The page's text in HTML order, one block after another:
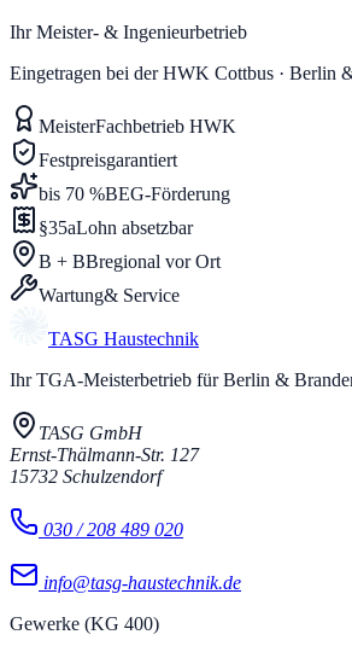
Ihr Meister- & Ingenieurbetrieb
Eingetragen bei der HWK Cottbus · Berlin
MeisterFachbetrieb HWK
Festpreisgarantiert
bis 70 %BEG-Förderung
§35aLohn absetzbar
B + BBregional vor Ort
Wartung& Service
TASG Haustechnik
Ihr TGA-Meisterbetrieb für Berlin &
TASG GmbH
Ernst-Thälmann-Str. 127
15732 Schulzendorf
030 / 208 489 020
info@tasg-haustechnik.de
Gewerke (KG 400)